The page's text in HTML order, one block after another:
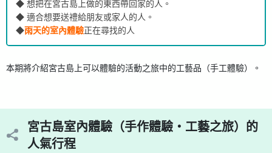
◆ 想把在宮古島上做的東西帶回家的人。
◆ 適合想要送禮給朋友或家人的人。
◆雨天的室內體驗正在尋找的人
本期將介紹宮古島上可以體驗的活動之旅中的工藝品（手工體驗）。
宮古島室內體驗（手作體驗・工藝之旅）的
人氣行程